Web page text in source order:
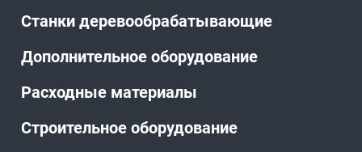
Станки деревообрабатывающие
Дополнительное оборудование
Расходные материалы
Строительное оборудование